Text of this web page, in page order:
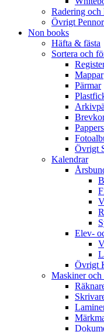
Radering
Övrigt
Non books
Häfta & fästa
Sortera och
Mappar
Pärmar
Övrigt
Kalendrar
Elev-
Övrigt
Maskiner